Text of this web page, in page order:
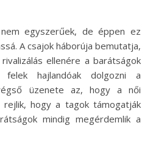
egyszerűek, de éppen ez
A csajok háborúja bemutatja,
ellenére a barátságok
hajlandóak dolgozni a
üzenete az, hogy a női
hogy a tagok támogatják
mindig megérdemlik a